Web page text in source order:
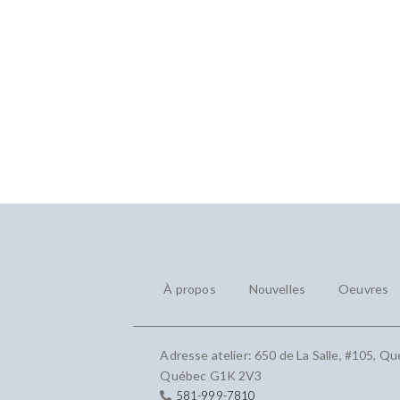
À propos Nouvelles Oeuvres
Adresse atelier: 650 de La Salle, #105,
Québec G1K 2V3
581-999-7810